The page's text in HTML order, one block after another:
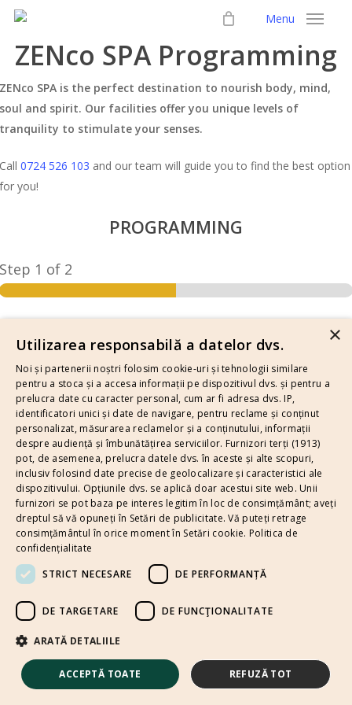
Skip
main
content
Menu
ZENco SPA Programming
SPA is the perfect destination to nourish body, mind,
and spirit. Our facilities offer you unique levels of
to stimulate your senses.
0724 526 103 and our team will guide you to find the best option
you!
PROGRAMMING
1 of 2
Last
P
h
o
n
e
*
Next
© 2026 ZENco SPA.
×
Utilizarea responsabilă a datelor dvs.
Noi și partenerii noștri folosim cookie-uri și tehnologii similare
pentru a stoca și a accesa informații pe dispozitivul dvs. și pentru a
prelucra date cu caracter personal, cum ar fi adresa dvs. IP,
identificatori unici și date de navigare, pentru reclame și conținut
personalizat, măsurarea reclamelor și a conținutului, informații
despre audiență și îmbunătățirea serviciilor. Furnizori terți (1913)
pot, de asemenea, prelucra datele dvs. în aceste și alte scopuri,
inclusiv folosind date precise de geolocalizare și caracteristici ale
dispozitivului. Opțiunile dvs. se aplică doar acestui site web. Unii
furnizori se pot baza pe interes legitim în loc de consimțământ; aveți
dreptul să vă opuneți în Setări de publicitate. Vă puteți retrage
consimțământul în orice moment în Setări cookie. Politica de
confidențialitate
STRICT NECESARE
DE PERFORMANȚĂ
DE TARGETARE DE FUNCŢIONALITATE
ARATĂ DETALIILE
ACCEPTĂ TOATE REFUZĂ TOT